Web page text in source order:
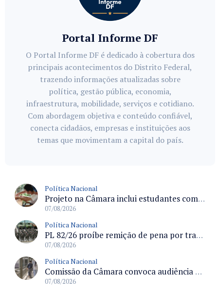
Portal Informe DF
O Portal Informe DF é dedicado à cobertura dos
principais acontecimentos do Distrito Federal,
trazendo informações atualizadas sobre
política, gestão pública, economia,
infraestrutura, mobilidade, serviços e cotidiano.
Com abordagem objetiva e conteúdo confiável,
conecta cidadãos, empresas e instituições aos
temas que movimentam a capital do país.
Política Nacional
Projeto na Câmara inclui estudantes com deficiência no regime escolar especial da LDB e estabelece critérios para frequência
07/08/2026
Política Nacional
PL 82/26 proíbe remição de pena por trabalho em funções militares para condenados por crimes contra o Estado Democrático de Direito
07/08/2026
Política Nacional
Comissão da Câmara convoca audiência para discutir misoginia nas escolas e universidades após divulgação de listas misóginas
07/08/2026